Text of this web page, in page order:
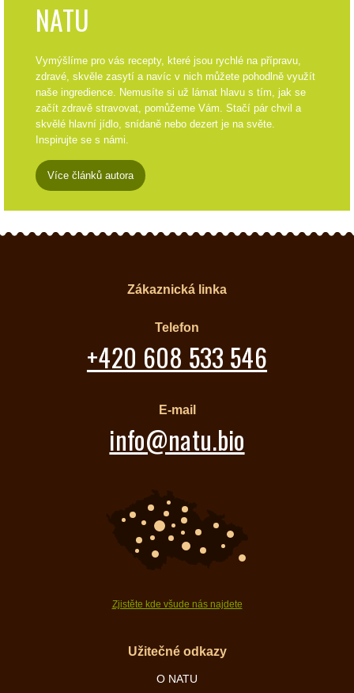
NATU
Vymýšlíme pro vás recepty, které jsou rychlé na přípravu,
zdravé, skvěle zasytí a navíc v nich můžete pohodlně využít
naše ingredience. Nemusíte si už lámat hlavu s tím, jak se
začít zdravě stravovat, pomůžeme Vám. Stačí pár chvil a
skvělé hlavní jídlo, snídaně nebo dezert je na světe.
Inspirujte se s námi.
Více článků autora
Zákaznická linka
Telefon
+420 608 533 546
E-mail
info@natu.bio
Zjistěte kde všude nás najdete
Užitečné odkazy
O NATU